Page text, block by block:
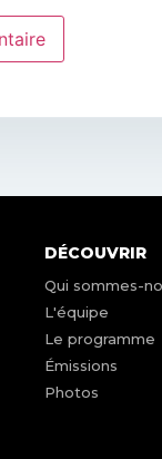
DÉCOUVRIR
Qui sommes-
L'équipe
Le programme
Émissions
Photos